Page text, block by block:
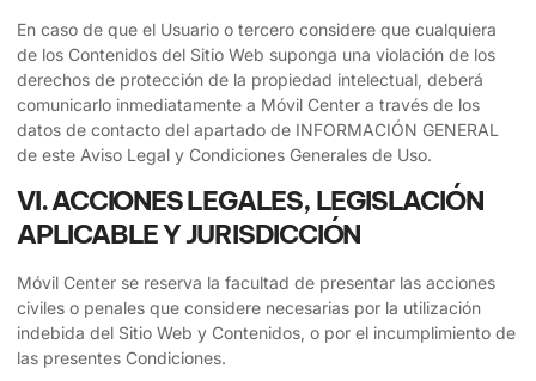
En caso de que el Usuario o tercero considere que cualquiera
de los Contenidos del Sitio Web suponga una violación de los
derechos de protección de la propiedad intelectual, deberá
comunicarlo inmediatamente a Móvil Center a través de los
datos de contacto del apartado de INFORMACIÓN GENERAL
de este Aviso Legal y Condiciones Generales de Uso.
VI. ACCIONES LEGALES, LEGISLACIÓN
APLICABLE Y JURISDICCIÓN
Móvil Center se reserva la facultad de presentar las acciones
civiles o penales que considere necesarias por la utilización
indebida del Sitio Web y Contenidos, o por el incumplimiento de
las presentes Condiciones.